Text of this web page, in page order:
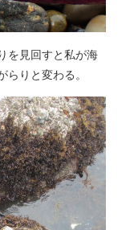
を見回すと私が海
りと変わる。